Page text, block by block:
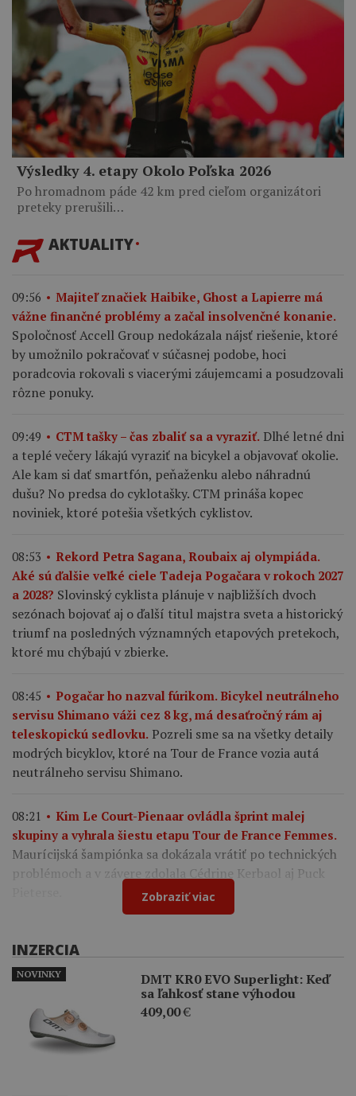
Výsledky 4. etapy Okolo Poľska 2026
Po hromadnom páde 42 km pred cieľom organizátori
preteky prerušili…
AKTUALITY
09:56
Majiteľ značiek Haibike, Ghost a Lapierre má
vážne finančné problémy a začal insolvenčné konanie.
Spoločnosť Accell Group nedokázala nájsť riešenie, ktoré
by umožnilo pokračovať v súčasnej podobe, hoci
poradcovia rokovali s viacerými záujemcami a posudzovali
rôzne ponuky.
09:49 CTM tašky – čas zbaliť sa a vyraziť. Dlhé letné dni
a teplé večery lákajú vyraziť na bicykel a objavovať okolie.
Ale kam si dať smartfón, peňaženku alebo náhradnú
dušu? No predsa do cyklotašky. CTM prináša kopec
noviniek, ktoré potešia všetkých cyklistov.
08:53
Rekord Petra Sagana, Roubaix aj olympiáda.
Aké sú ďalšie veľké ciele Tadeja Pogačara v rokoch 2027
a 2028? Slovinský cyklista plánuje v najbližších dvoch
sezónach bojovať aj o ďalší titul majstra sveta a historický
triumf na posledných významných etapových pretekoch,
ktoré mu chýbajú v zbierke.
08:45
Pogačar ho nazval fúrikom. Bicykel neutrálneho
servisu Shimano váži cez 8 kg, má desaťročný rám aj
teleskopickú sedlovku. Pozreli sme sa na všetky detaily
modrých bicyklov, ktoré na Tour de France vozia autá
neutrálneho servisu Shimano.
08:21
Kim Le Court-Pienaar ovládla šprint malej
skupiny a vyhrala šiestu etapu Tour de France Femmes.
Maurícijská šampiónka sa dokázala vrátiť po technických
problémoch a v závere zdolala Cédrine Kerbaol aj Puck
Zobraziť viac
INZERCIA
DMT KR0 EVO Superlight: Keď
sa ľahkosť stane výhodou
409,00€
NOVINKY